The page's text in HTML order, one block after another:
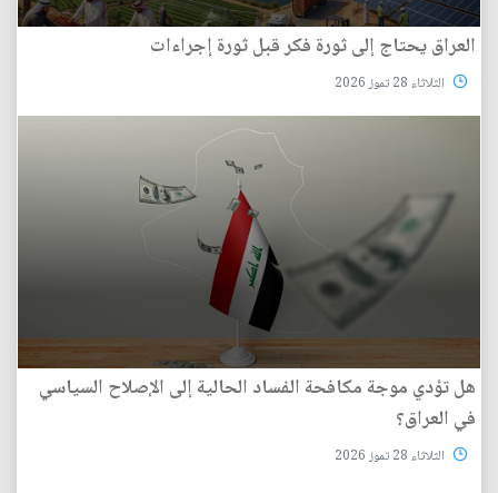
العراق يحتاج إلى ثورة فكر قبل ثورة إجراءات
الثلاثاء 28 تموز 2026
هل تؤدي موجة مكافحة الفساد الحالية إلى الإصلاح السياسي
في العراق؟
الثلاثاء 28 تموز 2026